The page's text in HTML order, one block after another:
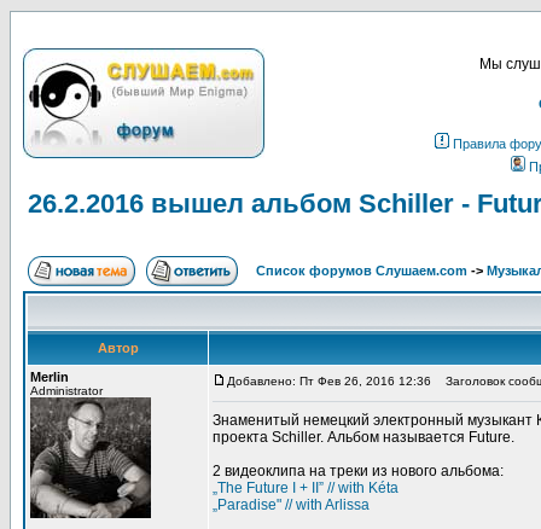
Мы
Правила
26.2.2016 вышел альбом Schiller -
Список форумов Слушаем.com ->
Автор
Merlin
Administrator
Добавлено: Пт Фев 26, 2016 12:36 Заголовок
Знаменитый немецкий электронный
проекта Schiller. Альбом называется Future.
2 видеоклипа на треки из нового альбома:
„The Future I + II” // with Kéta
„Paradise" // with Arlissa